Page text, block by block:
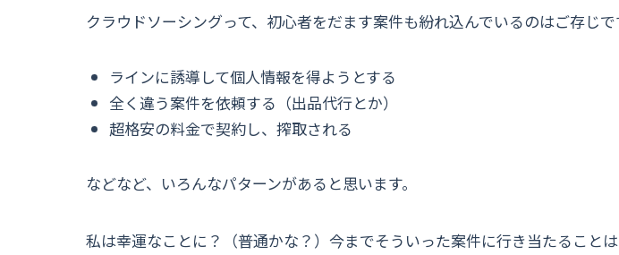
クラウドソーシングって、初心者をだます案件も紛れ込んでいるのはご存じで
ラインに誘導して個人情報を得ようとする
全く違う案件を依頼する（出品代行とか）
超格安の料金で契約し、搾取される
などなど、いろんなパターンがあると思います。
私は幸運なことに？（普通かな？）今までそういった案件に行き当たることは